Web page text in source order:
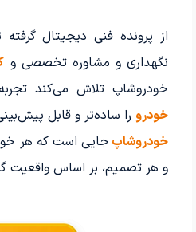
از پرونده فنی دیجیتال
نگهداری و مشاوره تخصصی و
خودروشاپ تلاش می‌کند
خودرورا ساده‌تر و قابل
خودروشاپ جایی است که هر
و هر تصمیم، بر اساس واقعیت